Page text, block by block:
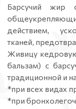
Барсучий жир
действием,
тканей,
Живицу
бальзам) с
традиционной и
*при всех видах
*при